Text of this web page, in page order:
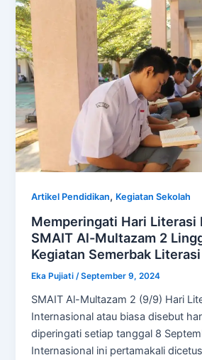
Artikel Pendidikan, Kegiatan Sekolah
Memperingati Hari Literasi
SMAIT Al-Multazam 2
Kegiatan Semerbak Literasi
Eka Pujiati/September 9, 2024
SMAIT Al-Multazam 2 (9/9) Hari
Internasional atau biasa disebut
diperingati setiap tanggal 8
Internasional ini pertamakali